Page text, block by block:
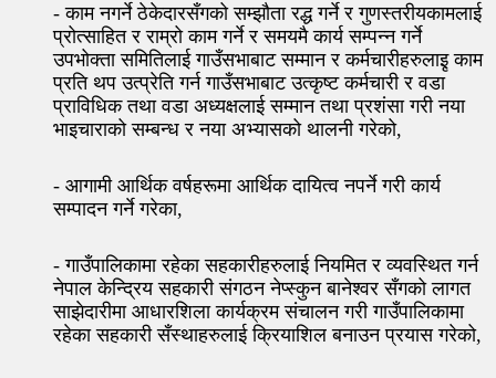
- काम नगर्ने ठेकेदारसँगको सम्झौता रद्ध गर्ने र गुणस्तरीयकामलाई
प्रोत्साहित र राम्रो काम गर्ने र समयमै कार्य सम्पन्न गर्ने
उपभोक्ता समितिलाई गाउँसभाबाट सम्मान र कर्मचारीहरुलाइृ काम
प्रति थप उत्प्रेति गर्न गाउँसभाबाट उत्कृष्ट कर्मचारी र वडा
प्राविधिक तथा वडा अध्यक्षलाई सम्मान तथा प्रशंसा गरी नया
भाइचाराको सम्बन्ध र नया अभ्यासको थालनी गरेको,
- आगामी आर्थिक वर्षहरूमा आर्थिक दायित्व नपर्ने गरी कार्य
सम्पादन गर्ने गरेका,
- गाउँपालिकामा रहेका सहकारीहरुलाई नियमित र व्यवस्थित गर्न
नेपाल केन्द्रिय सहकारी संगठन नेप्स्कुन बानेश्वर सँगको लागत
साझेदारीमा आधारशिला कार्यक्रम संचालन गरी गाउँपालिकामा
रहेका सहकारी सँस्थाहरुलाई क्रियाशिल बनाउन प्रयास गरेको,